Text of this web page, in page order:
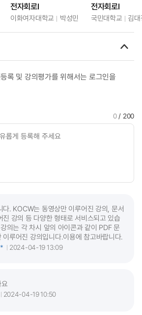
전자회로I
이화여자대학교 박성민
전자회로I
국민대학교 김
록 및 강의평가를 위해서는 로그인을
0/ 200
다. KOCW는 동영상만 이루어진 강의, 문서
진 강의 등 다양한 형태로 서비스되고 있습
의는 각 차시 앞의 아이콘과 같이 PDF 문
이루어진 강의입니다.이용에 참고바랍니다.
2024-04-19 13:09
2024-04-19 10:50